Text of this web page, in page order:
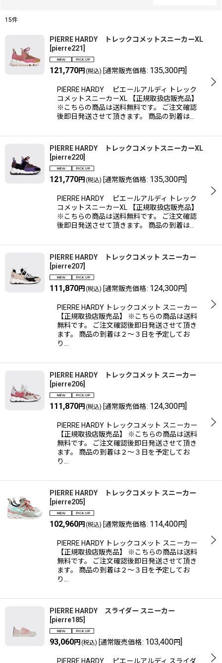
並び順:
絞り込む
15件
PIERRE HARDY トレックコメットスニーカーXL
pierre221
121,770円 (税込) [通常販売価格: 135,300円]
PIERRE HARDY ピエールアルディ トレック
コメットスニーカーXL 【正規取扱店販売品】
※こちらの商品は送料無料です。 ご注文確認
後即日発送させて頂きます。 商品の到着は…
PIERRE HARDY トレックコメットスニーカーXL
pierre220
121,770円 (税込) [通常販売価格: 135,300円]
PIERRE HARDY ピエールアルディ トレック
コメットスニーカーXL 【正規取扱店販売品】
※こちらの商品は送料無料です。 ご注文確認
後即日発送させて頂きます。 商品の到着は…
PIERRE HARDY トレックコメット スニーカー
pierre207
111,870円 (税込) [通常販売価格: 124,300円]
PIERRE HARDY トレックコメット スニーカー
【正規取扱店販売品】 ※こちらの商品は送料
無料です。 ご注文確認後即日発送させて頂き
ます。 商品の到着は２〜３日を予定してお
り…
PIERRE HARDY トレックコメット スニーカー
pierre206
111,870円 (税込) [通常販売価格: 124,300円]
PIERRE HARDY トレックコメット スニーカー
【正規取扱店販売品】 ※こちらの商品は送料
無料です。 ご注文確認後即日発送させて頂き
ます。 商品の到着は２〜３日を予定してお
り…
PIERRE HARDY トレックコメット スニーカー
pierre205
102,960円 (税込) [通常販売価格: 114,400円]
PIERRE HARDY トレックコメット スニーカー
【正規取扱店販売品】 ※こちらの商品は送料
無料です。 ご注文確認後即日発送させて頂き
ます。 商品の到着は２〜３日を予定してお
り…
PIERRE HARDY スライダー スニーカー
pierre185
93,060円 (税込) [通常販売価格: 103,400円]
PIERRE HARDY ピエールアルディ スライダ